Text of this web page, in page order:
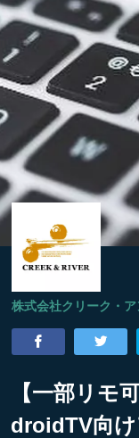
株式会社クリーク・
【一部リモ
droidTV向